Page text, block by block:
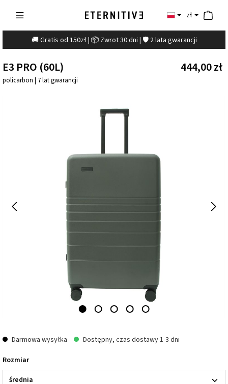
zł
🚚 Gratis od 150zł | 📦 Zwrot 30 dni | 🛡️ 2 lata gwarancji
E3 PRO (60L)
policarbon | 7 lat gwarancji
444,00 zł
Darmowa wysyłka
Dostępny, czas dostawy 1-3 dni
Rozmiar